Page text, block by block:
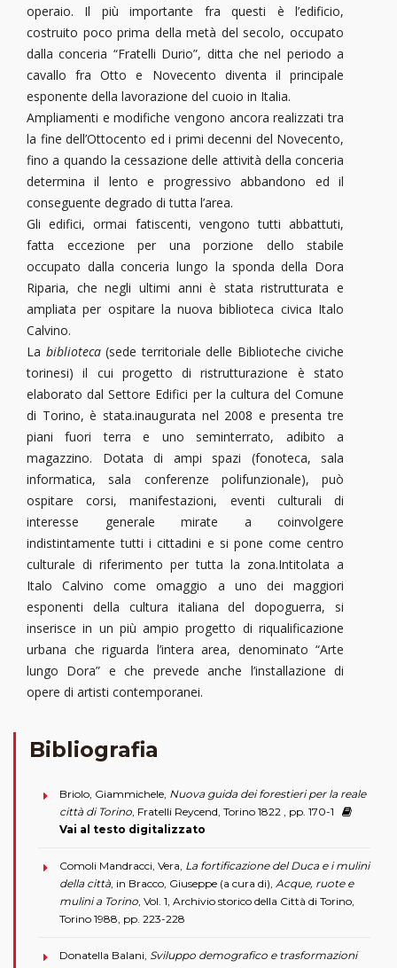
operaio. Il più importante fra questi è l’edificio,
costruito poco prima della metà del secolo, occupato
dalla conceria “Fratelli Durio”, ditta che nel periodo a
cavallo fra Otto e Novecento diventa il principale
esponente della lavorazione del cuoio in Italia.
Ampliamenti e modifiche vengono ancora realizzati tra
la fine dell’Ottocento ed i primi decenni del Novecento,
fino a quando la cessazione delle attività della conceria
determina il lento e progressivo abbandono ed il
conseguente degrado di tutta l’area.
Gli edifici, ormai fatiscenti, vengono tutti abbattuti,
fatta eccezione per una porzione dello stabile
occupato dalla conceria lungo la sponda della Dora
Riparia, che negli ultimi anni è stata ristrutturata e
ampliata per ospitare la nuova biblioteca civica Italo
Calvino.
La biblioteca(sede territoriale delle Biblioteche civiche
torinesi) il cui progetto di ristrutturazione è stato
elaborato dal Settore Edifici per la cultura del Comune
di Torino, è stata.inaugurata nel 2008 e presenta tre
piani fuori terra e uno seminterrato, adibito a
magazzino. Dotata di ampi spazi (fonoteca, sala
informatica, sala conferenze polifunzionale), può
ospitare corsi, manifestazioni, eventi culturali di
interesse generale mirate a coinvolgere
indistintamente tutti i cittadini e si pone come centro
culturale di riferimento per tutta la zona.Intitolata a
Italo Calvino come omaggio a uno dei maggiori
esponenti della cultura italiana del dopoguerra, si
inserisce in un più ampio progetto di riqualificazione
urbana che riguarda l’intera area, denominato “Arte
lungo Dora” e che prevede anche l’installazione di
opere di artisti contemporanei.
Bibliografia
Briolo, Giammichele, Nuova guida dei forestieri per la reale
città di Torino, Fratelli Reycend, Torino 1822 , pp. 170-1
Vai al testo digitalizzato
Comoli Mandracci, Vera, La fortificazione del Duca e i mulini
della città, in Bracco, Giuseppe (a cura di), Acque, ruote e
mulini a Torino, Vol. 1, Archivio storico della Città di Torino,
Torino 1988, pp. 223-228
Donatella Balani, Sviluppo demografico e trasformazioni